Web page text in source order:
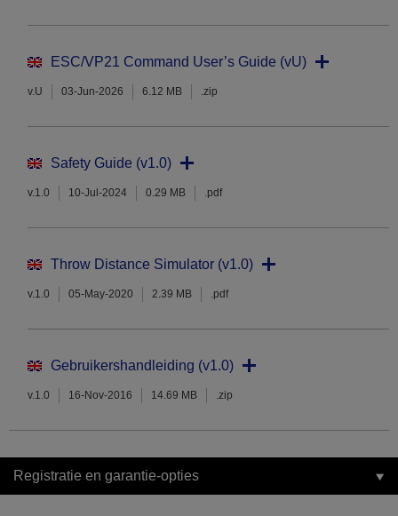
ESC/VP21 Command User’s Guide (vU)
v.U 03-Jun-2026 6.12 MB .zip
Safety Guide (v1.0)
v.1.0 10-Jul-2024 0.29 MB .pdf
Throw Distance Simulator (v1.0)
v.1.0 05-May-2020 2.39 MB .pdf
Gebruikershandleiding (v1.0)
v.1.0 16-Nov-2016 14.69 MB .zip
Registratie en garantie-opties